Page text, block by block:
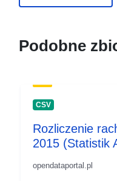
Podobne
CSV
Rozliczenie
2015 (Statistik
opendataportal.pl